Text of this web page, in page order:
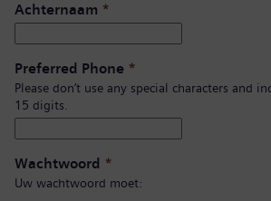
Achternaam *
Preferred Phone *
Please don’t use any special characters and
15 digits.
Wachtwoord *
Uw wachtwoord moet: